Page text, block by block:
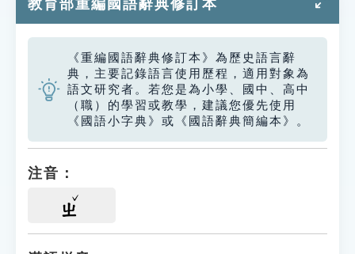
教育部重編國語辭典修訂本
《重編國語辭典修訂本》為歷史語言辭
典，主要記錄語言使用歷程，適用對象為
語文研究者。若您是為小學、國中、高中
（職）的學習或教學，建議您優先使用
《國語小字典》或《國語辭典簡編本》。
注音：
ㄓ